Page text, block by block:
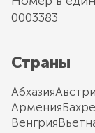
0003383
Страны
Абхазия
Армения
Венгрия